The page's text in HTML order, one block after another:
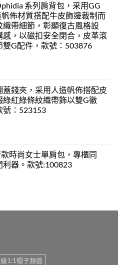
系列肩背包，采用GG
佈材質搭配牛皮飾邊裁制而
織帶細節，彰顯復古風格設
感，以磁扣安全閉合，皮革滾
雙G配件，款號：503876
蓋錢夾，采用人造帆佈搭配皮
紅綠條紋織帶飾以雙G徽
號：523153
時尚女士單肩包，專櫃同
利器。款號:100823
1:1帽子頻道